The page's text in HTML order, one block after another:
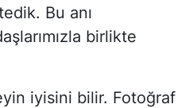
Bu anı
birlikte
iyisini bilir. Fotoğraf